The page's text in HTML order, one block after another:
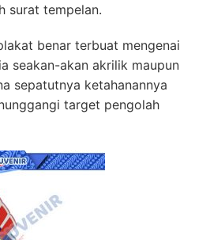
surat tempelan.
benar terbuat mengenai
seakan-akan akrilik maupun
sepatutnya ketahanannya
target pengolah